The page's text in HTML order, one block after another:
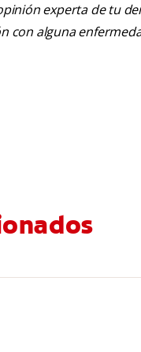
experta de tu
con alguna